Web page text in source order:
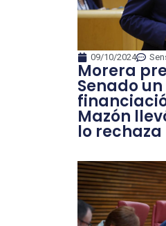
09/10/2024
Morera
Senado
Mazón
lo rechaza